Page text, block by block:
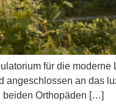
für die
angeschlossen an das
beiden Orthopäden […]